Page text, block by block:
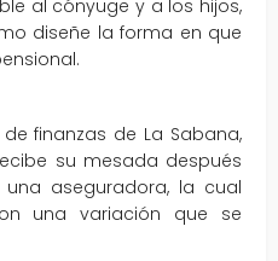
al cónyuge y a los hijos,
diseñe la forma en que
finanzas de La Sabana,
su mesada después
aseguradora, la cual
una variación que se